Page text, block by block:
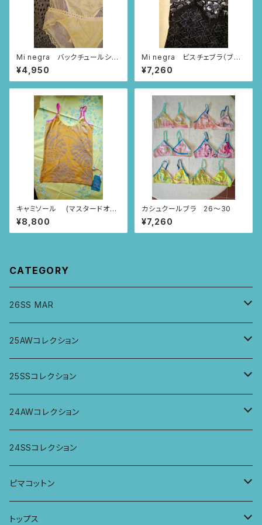
Mi negra バックチュールショ
ーツ（アイボリー/ならんだハー
ト柄、ニャンドゥティ柄、インドの
小花柄）
¥4,950
Mi negra ビスチェブラ（ブラ
ック/ならんだハート柄、ニャンド
ゥティ柄、インドの小花柄）
¥7,260
キャミソール (マスタードオレ
ンジ/モンステラ柄)
¥8,800
カシュクールブラ 26〜30
¥7,260
CATEGORY
26SS MAR
トップス
ジャケット、羽織
パンツ
ワンピース
25AWコレクション
トップス
パンツ
スカート
パーカー
25SSコレクション
トップス
パンツ
ワンピース
24AWコレクション
ワイドパンツ
ロングスリーブトップス
ロングスリーブワンピース
24SSコレクション
ピマコットン
Tシャツ
トップス